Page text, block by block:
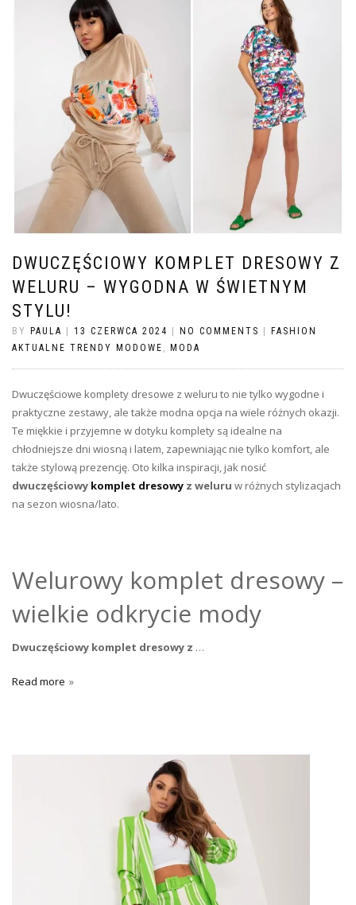
DWUCZĘŚCIOWY KOMPLET DRESOWY Z
WELURU – WYGODNA W ŚWIETNYM
STYLU!
BY PAULA | 13 CZERWCA 2024 | NO COMMENTS | FASHION
AKTUALNE TRENDY MODOWE , MODA
Dwuczęściowe komplety dresowe z weluru to nie tylko wygodne i
praktyczne zestawy, ale także modna opcja na wiele różnych okazji.
Te miękkie i przyjemne w dotyku komplety są idealne na
chłodniejsze dni wiosną i latem, zapewniając nie tylko komfort, ale
także stylową prezencję. Oto kilka inspiracji, jak nosić
dwuczęściowy komplet dresowy z weluru w różnych stylizacjach
na sezon wiosna/lato.
Welurowy komplet dresowy –
wielkie odkrycie mody
Dwuczęściowy komplet dresowy z …
Read more